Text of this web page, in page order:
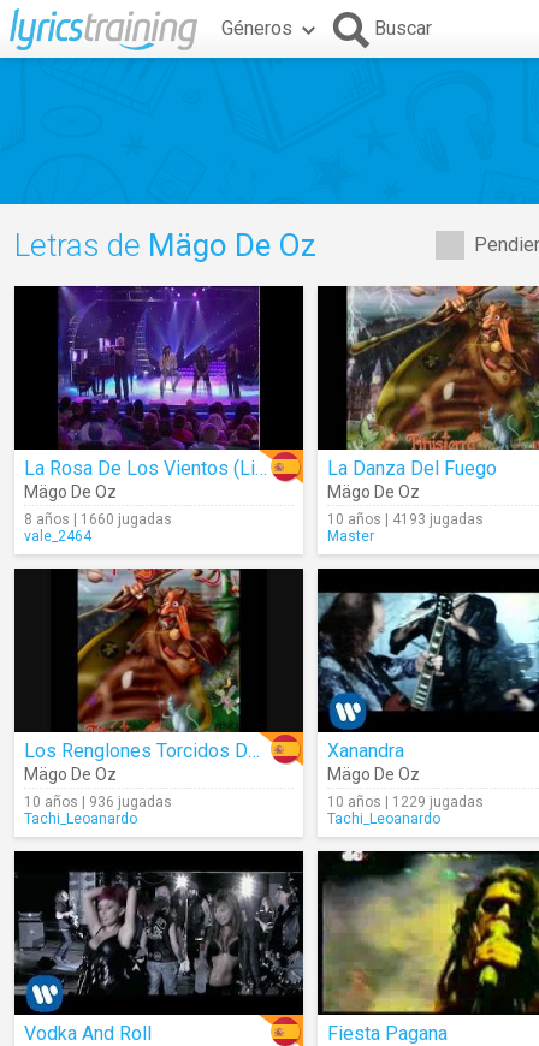
Géneros Buscar
Letras de Mägo De Oz
La Rosa De Los Vientos (Live)
Mägo De Oz
8 años | 1660 jugadas
vale_2464
La Danza Del Fuego
Mägo De Oz
10 años | 4193 jugadas
Master
Los Renglones Torcidos De Dios
Mägo De Oz
10 años | 936 jugadas
Tachi_Leoanardo
Xanandra
Mägo De Oz
10 años | 1229 jugadas
Tachi_Leoanardo
Vodka And Roll Fiesta Pagana